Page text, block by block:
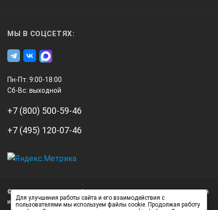
МЫ В СОЦСЕТЯХ:
Пн-Пт: 9:00-18:00
Сб-Вс: выходной
+7 (800) 500-59-46
+7 (495) 120-07-46
Нагорный
проезд
© 2026 А3 Инжиниринг Обращаем Ваше внимание на то, что данный
интернет-сайт носит исключительно информационный характер и
Для улучшения работы сайта и его взаимодействия с
пользователями мы используем файлы cookie. Продолжая работу